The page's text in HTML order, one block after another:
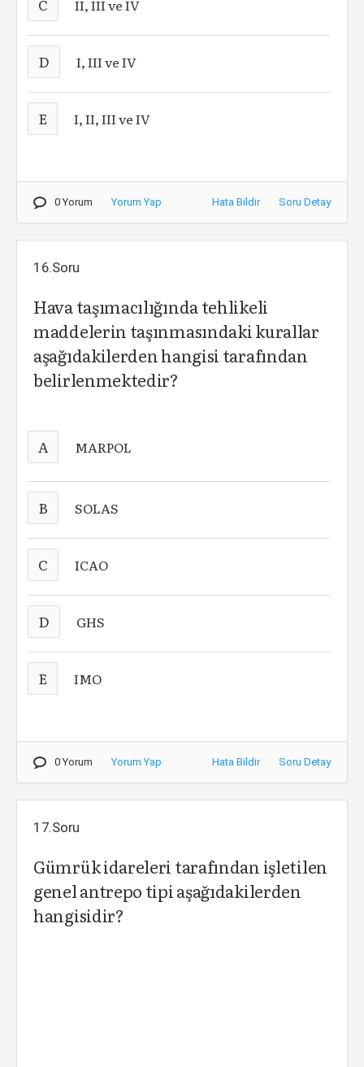
C II, III ve IV
D I, III ve IV
E I, II, III ve IV
0 Yorum Yorum Yap Hata Bildir Soru Detay
16.Soru
Hava taşımacılığında tehlikeli
maddelerin taşınmasındaki kurallar
aşağıdakilerden hangisi tarafından
belirlenmektedir?
A MARPOL
B SOLAS
C ICAO
D GHS
E IMO
0 Yorum Yorum Yap Hata Bildir Soru Detay
17.Soru
Gümrük idareleri tarafından işletilen
genel antrepo tipi aşağıdakilerden
hangisidir?